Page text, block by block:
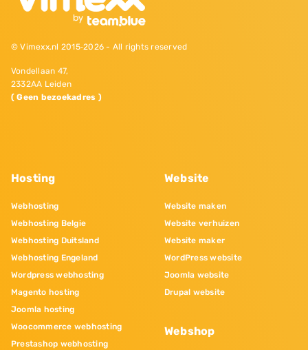
© Vimexx.nl 2015‐2026 - All rights reserved
Vondellaan 47,
2332AA Leiden
( Geen bezoekadres )
Hosting
Webhosting
Webhosting Belgie
Webhosting Duitsland
Webhosting Engeland
Wordpress webhosting
Magento hosting
Joomla hosting
Woocommerce webhosting
Prestashop webhosting
Website
Website maken
Website verhuizen
Website maker
WordPress website
Joomla website
Drupal website
Webshop